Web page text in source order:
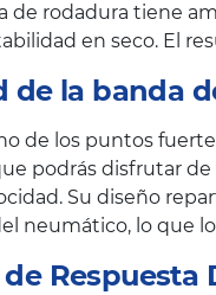
de rodadura tiene
en seco. El
de la banda
de los puntos
podrás disfrutar
Su diseño
neumático, lo que